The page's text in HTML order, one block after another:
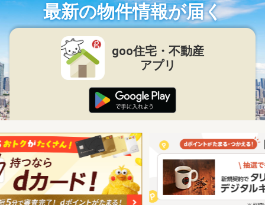
最新の物件情報が届く
goo住宅・不動産
アプリ